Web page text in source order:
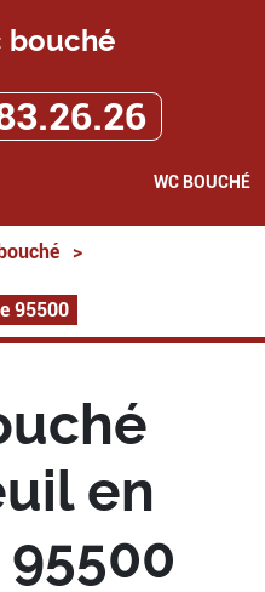
bouché
WC BOUCHÉ
>
95500
en